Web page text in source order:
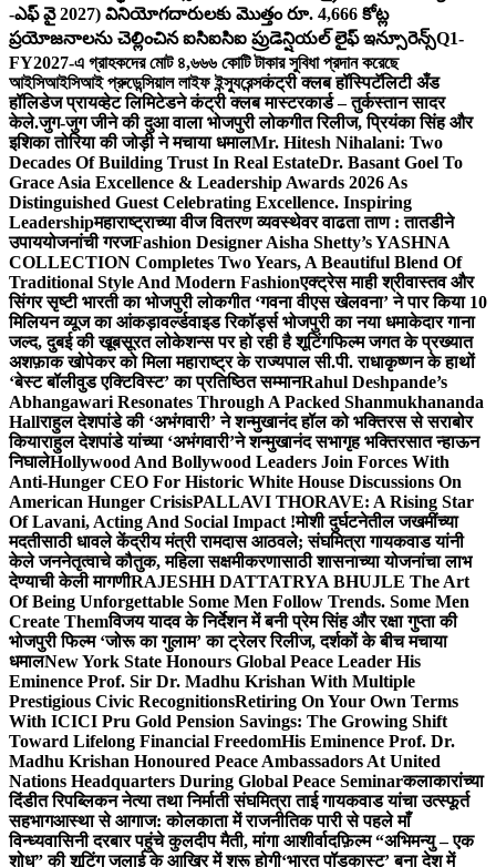
-ఎఫ్ వై 2027) వినియోగదారులకు మొత్తం రూ. 4,666 కోట్ల
ప్రయోజనాలను చెల్లించిన ఐసిఐసిఐ ప్రుడెన్షియల్ లైఫ్ ఇన్సూరెన్స్Q1-
FY2027-এ গ্রাহকদের মোট ৪,৬৬৬ কোটি টাকার সুবিধা প্রদান করেছে
আইসিআইসিআই প্রুডেন্সিয়াল লাইফ ইন্স্যুরেন্সकंट्री क्लब हॉस्पिटॅलिटी अँड
हॉलिडेज प्रायव्हेट लिमिटेडने कंट्री क्लब मास्टरकार्ड – तुर्कस्तान सादर
केले.जुग-जुग जीने की दुआ वाला भोजपुरी लोकगीत रिलीज, प्रियंका सिंह और
इशिका तोरिया की जोड़ी ने मचाया धमालMr. Hitesh Nihalani: Two
Decades Of Building Trust In Real EstateDr. Basant Goel To
Grace Asia Excellence & Leadership Awards 2026 As
Distinguished Guest Celebrating Excellence. Inspiring
Leadershipमहाराष्ट्राच्या वीज वितरण व्यवस्थेवर वाढता ताण : तातडीने
उपाययोजनांची गरजFashion Designer Aisha Shetty’s YASHNA
COLLECTION Completes Two Years, A Beautiful Blend Of
Traditional Style And Modern Fashionएक्ट्रेस माही श्रीवास्तव और
सिंगर सृष्टी भारती का भोजपुरी लोकगीत ‘गवना वीएस खेलवना’ ने पार किया 10
मिलियन व्यूज का आंकड़ावर्ल्डवाइड रिकॉर्ड्स भोजपुरी का नया धमाकेदार गाना
जल्द, दुबई की खूबसूरत लोकेशन्स पर हो रही है शूटिंगफिल्म जगत के प्रख्यात
अशफ़ाक खोपेकर को मिला महाराष्ट्र के राज्यपाल सी.पी. राधाकृष्णन के हाथों
‘बेस्ट बॉलीवुड एक्टिविस्ट’ का प्रतिष्ठित सम्मानRahul Deshpande’s
Abhangawari Resonates Through A Packed Shanmukhananda
Hallराहुल देशपांडे की ‘अभंगवारी’ ने शन्मुखानंद हॉल को भक्तिरस से सराबोर
कियाराहुल देशपांडे यांच्या ‘अभंगवारी’ने शन्मुखानंद सभागृह भक्तिरसात न्हाऊन
निघालेHollywood And Bollywood Leaders Join Forces With
Anti-Hunger CEO For Historic White House Discussions On
American Hunger CrisisPALLAVI THORAVE: A Rising Star
Of Lavani, Acting And Social Impact !मोशी दुर्घटनेतील जखमींच्या
मदतीसाठी धावले केंद्रीय मंत्री रामदास आठवले; संघमित्रा गायकवाड यांनी
केले जननेतृत्वाचे कौतुक, महिला सक्षमीकरणासाठी शासनाच्या योजनांचा लाभ
देण्याची केली मागणीRAJESHH DATTATRYA BHUJLE The Art
Of Being Unforgettable Some Men Follow Trends. Some Men
Create Themविजय यादव के निर्देशन में बनी प्रेम सिंह और रक्षा गुप्ता की
भोजपुरी फिल्म ‘जोरू का गुलाम’ का ट्रेलर रिलीज, दर्शकों के बीच मचाया
धमालNew York State Honours Global Peace Leader His
Eminence Prof. Sir Dr. Madhu Krishan With Multiple
Prestigious Civic RecognitionsRetiring On Your Own Terms
With ICICI Pru Gold Pension Savings: The Growing Shift
Toward Lifelong Financial FreedomHis Eminence Prof. Dr.
Madhu Krishan Honoured Peace Ambassadors At United
Nations Headquarters During Global Peace Seminarकलाकारांच्या
दिंडीत रिपब्लिकन नेत्या तथा निर्माती संघमित्रा ताई गायकवाड यांचा उत्स्फूर्त
सहभागआस्था से आगाज: कोलकाता में राजनीतिक पारी से पहले माँ
विन्ध्यवासिनी दरबार पहुंचे कुलदीप मैती, मांगा आशीर्वादफ़िल्म “अभिमन्यु – एक
शोध” की शूटिंग जुलाई के आखिर में शुरू होगी‘भारत पॉडकास्ट’ बना देश में